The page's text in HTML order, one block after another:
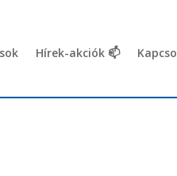
Hírek-akciók 📫